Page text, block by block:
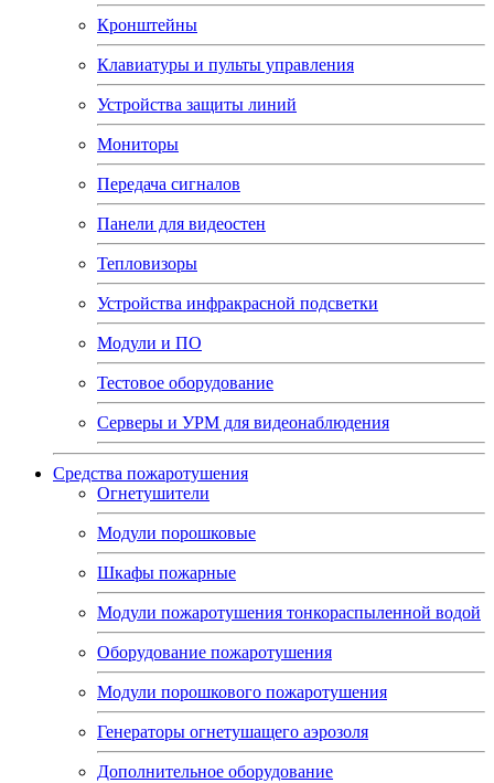
Кронштейны
Клавиатуры и пульты управления
Устройства защиты линий
Мониторы
Передача сигналов
Панели для видеостен
Тепловизоры
Устройства инфракрасной подсветки
Модули и ПО
Тестовое оборудование
Серверы и УРМ для видеонаблюдения
Средства пожаротушения
Огнетушители
Модули порошковые
Шкафы пожарные
Модули пожаротушения тонкораспыленной водой
Оборудование пожаротушения
Модули порошкового пожаротушения
Генераторы огнетушащего аэрозоля
Дополнительное оборудование